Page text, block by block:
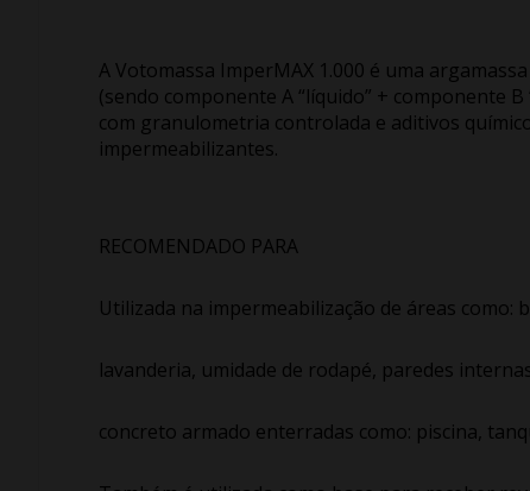
A Votomassa ImperMAX 1.000 é uma
(sendo componente A “líquido” + componente
com granulometria controlada e aditivos
impermeabilizantes.
RECOMENDADO PARA
Utilizada na impermeabilização de áreas como:
lavanderia, umidade de rodapé, paredes
concreto armado enterradas como: piscina,